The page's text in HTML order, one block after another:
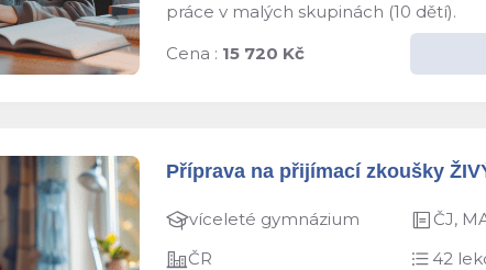
práce v malých skupinách (10 dětí).
Cena : 15 720 Kč
Příprava na přijímací zkoušky
víceleté gymnázium ČJ,
ČR
42